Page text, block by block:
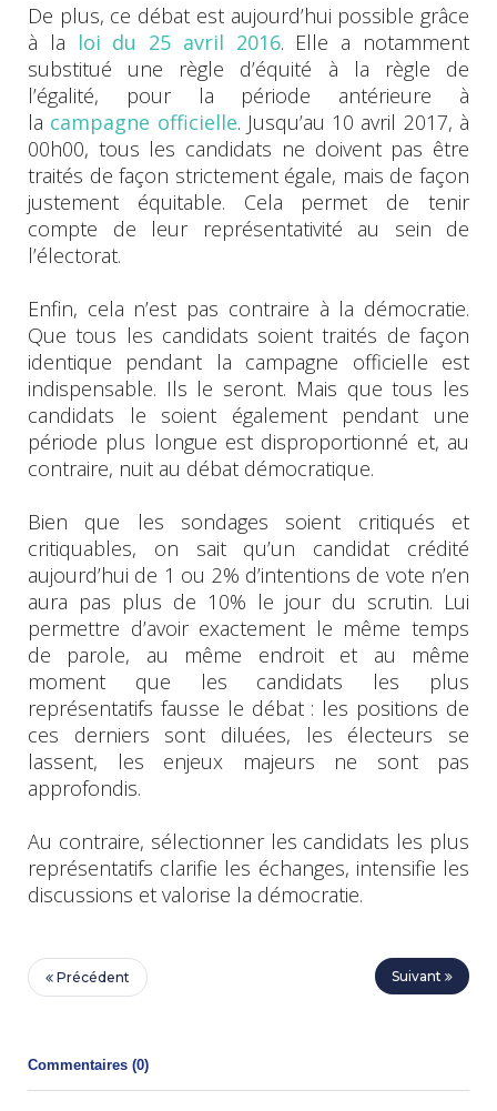
De plus, ce débat est aujourd’hui possible grâce
à la loi du 25 avril 2016. Elle a notamment
substitué une règle d’équité à la règle de
l’égalité, pour la période antérieure à
la campagne officielle. Jusqu’au 10 avril 2017, à
00h00, tous les candidats ne doivent pas être
traités de façon strictement égale, mais de façon
justement équitable. Cela permet de tenir
compte de leur représentativité au sein de
l’électorat.
Enfin, cela n’est pas contraire à la démocratie.
Que tous les candidats soient traités de façon
identique pendant la campagne officielle est
indispensable. Ils le seront. Mais que tous les
candidats le soient également pendant une
période plus longue est disproportionné et, au
contraire, nuit au débat démocratique.
Bien que les sondages soient critiqués et
critiquables, on sait qu’un candidat crédité
aujourd’hui de 1 ou 2% d’intentions de vote n’en
aura pas plus de 10% le jour du scrutin. Lui
permettre d’avoir exactement le même temps
de parole, au même endroit et au même
moment que les candidats les plus
représentatifs fausse le débat : les positions de
ces derniers sont diluées, les électeurs se
lassent, les enjeux majeurs ne sont pas
approfondis.
Au contraire, sélectionner les candidats les plus
représentatifs clarifie les échanges, intensifie les
discussions et valorise la démocratie.
Précédent Suivant
Commentaires (0)